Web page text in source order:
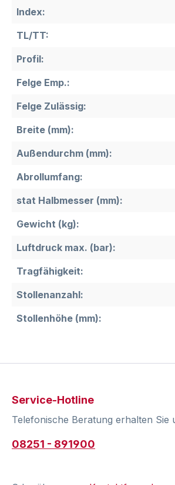
Index:
TL/TT:
Profil:
Felge Emp.:
Felge Zulässig:
Breite (mm):
Außendurchm (mm):
Abrollumfang:
stat Halbmesser (mm):
Gewicht (kg):
Luftdruck max. (bar):
Tragfähigkeit:
Stollenanzahl:
Stollenhöhe (mm):
Service-Hotline
Telefonische Beratung erhalten Sie
08251 - 891900